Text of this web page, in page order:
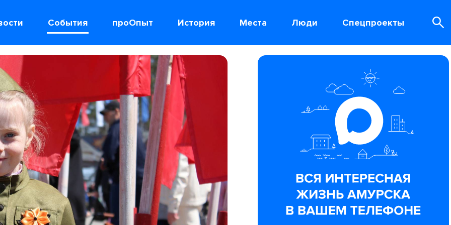
События проОпыт История Места Люди Спецпроекты